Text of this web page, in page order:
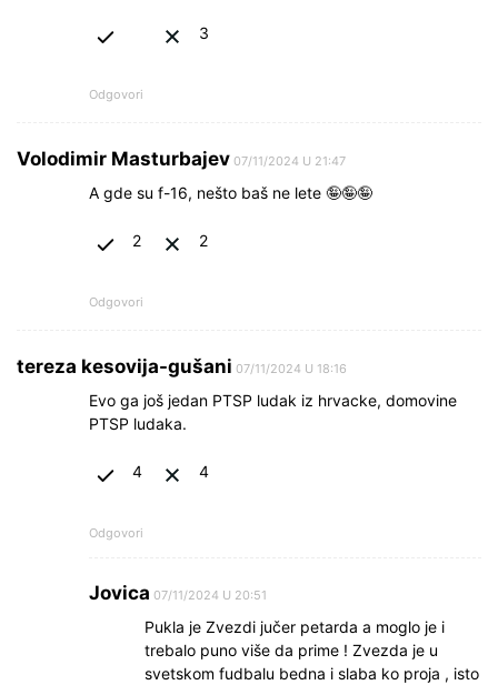
3
Odgovori
Volodimir Masturbajev 07/11/2024 U 21:47
A gde su f-16, nešto baš ne lete 🤪🤪🤪
2 2
Odgovori
tereza kesovija-gušani 07/11/2024 U 18:16
Evo ga još jedan PTSP ludak iz hrvacke, domovine
PTSP ludaka.
4 4
Odgovori
Jovica 07/11/2024 U 20:51
Pukla je Zvezdi jučer petarda a moglo je i
trebalo puno više da prime ! Zvezda je u
svetskom fudbalu bedna i slaba ko proja , isto